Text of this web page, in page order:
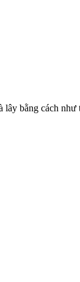
bằng cách như